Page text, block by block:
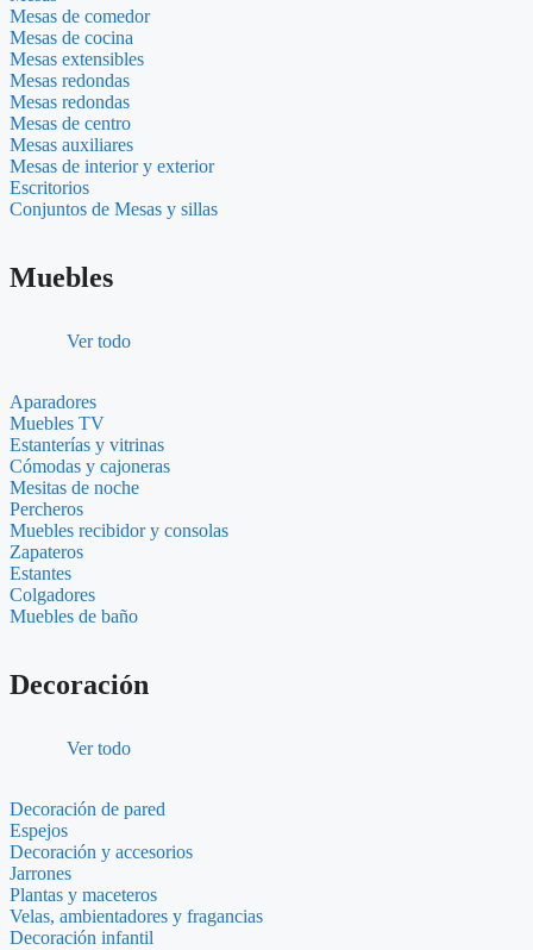
Mesas de comedor
Mesas de cocina
Mesas extensibles
Mesas redondas
Mesas redondas
Mesas de centro
Mesas auxiliares
Mesas de interior y exterior
Escritorios
Conjuntos de Mesas y sillas
Muebles
Ver todo
Aparadores
Muebles TV
Estanterías y vitrinas
Cómodas y cajoneras
Mesitas de noche
Percheros
Muebles recibidor y consolas
Zapateros
Estantes
Colgadores
Muebles de baño
Decoración
Ver todo
Decoración de pared
Espejos
Decoración y accesorios
Jarrones
Plantas y maceteros
Velas, ambientadores y fragancias
Decoración infantil